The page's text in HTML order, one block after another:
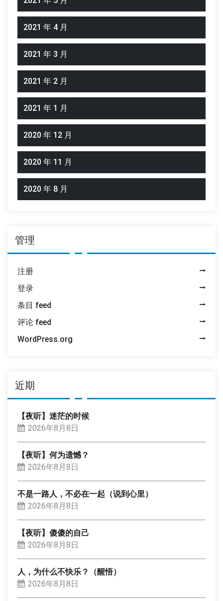
2021 年 4 月
2021 年 3 月
2021 年 2 月
2021 年 1 月
2020 年 12 月
2020 年 11 月
2020 年 8 月
管理
注册
登录
条目 feed
评论 feed
WordPress.org
近期
【夜听】迷茫的时候
2026年8月8日
【夜听】何为遗憾？
2026年8月8日
不是一路人，不必在一起（说到心里）
2026年8月8日
【夜听】傻傻的自己
2026年8月8日
人，为什么不快乐？（醒悟）
2026年8月8日